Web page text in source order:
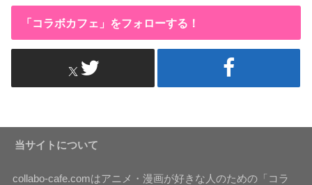
「コラボカフェ」をフォローする！
当サイトについて
collabo-cafe.comはアニメ・漫画が好きな人のための「コラ